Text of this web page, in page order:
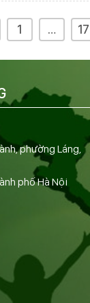
1 … 17
phường Láng,
phố Hà Nội